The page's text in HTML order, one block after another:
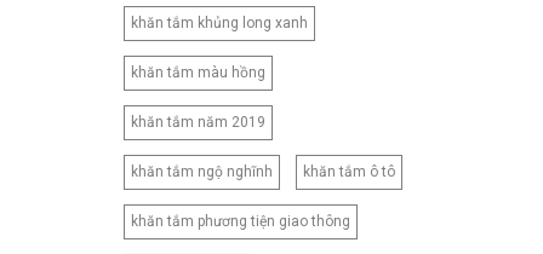
khăn tắm khủng long xanh
khăn tắm màu hồng
khăn tắm năm 2019
khăn tắm ngộ nghĩnh khăn tắm ô tô
khăn tắm phương tiện giao thông